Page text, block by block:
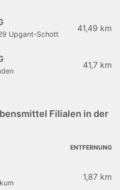
Upgant-Schott
41,49 km
41,7 km
Filialen in der
ENTFERNUNG
1,87 km